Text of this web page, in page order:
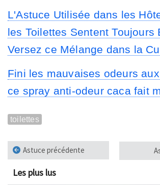
L'Astuce Utilisée dans les
les Toilettes Sentent Toujours
Versez ce Mélange dans la
Fini les mauvaises odeurs
ce spray anti-odeur caca fait
toilettes
Astuce précédente
Les plus lus